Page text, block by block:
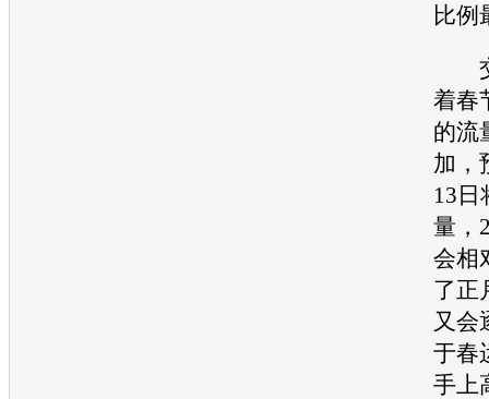
比例
交
着春
的流
加，
13日
量，
会相
了正
又会
于春
手上